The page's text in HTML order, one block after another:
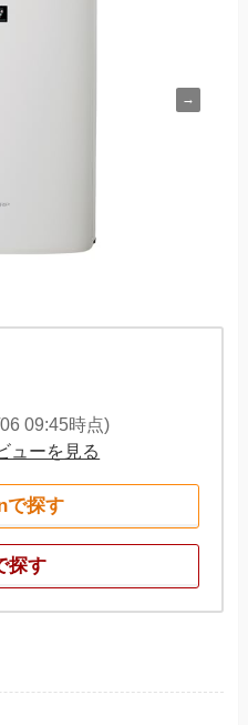
→
09:45時点)
ューを見る
で探す
探す